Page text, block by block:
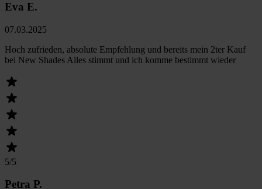
Eva E.
07.03.2025
Hoch zufrieden, absolute Empfehlung und bereits mein 2ter Kauf
bei New Shades Alles stimmt und ich komme bestimmt wieder
5/5
Petra P.